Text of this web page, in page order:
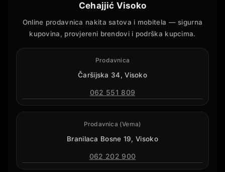
Cehajjić Visoko
Online prodavnica nakita satova i mobitela — sigurna
kupovina, provjereni brendovi i podrška kupcima.
Prodavnica
Čaršijska 34, Visoko
062 551 809
Prodavnica (Vema)
Branilaca Bosne 19, Visoko
062 202 900